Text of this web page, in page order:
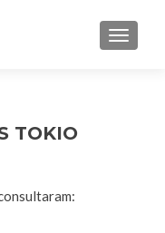
TOKIO